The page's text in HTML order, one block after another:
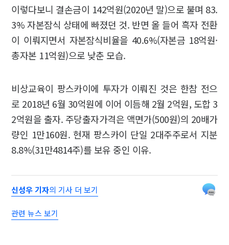
이렇다보니 결손금이 142억원(2020년 말)으로 불며 83.
3% 자본잠식 상태에 빠졌던 것. 반면 올 들어 흑자 전환
이 이뤄지면서 자본잠식비율을 40.6%(자본금 18억원·
총자본 11억원)으로 낮춘 모습.
비상교육이 팡스카이에 투자가 이뤄진 것은 한참 전으
로 2018년 6월 30억원에 이어 이듬해 2월 2억원, 도합 3
2억원을 출자. 주당출자가격은 액면가(500원)의 20배가
량인 1만160원. 현재 팡스카이 단일 2대주주로서 지분
8.8%(31만4814주)를 보유 중인 이유.
신성우 기자의 기사 더 보기
관련 뉴스 보기